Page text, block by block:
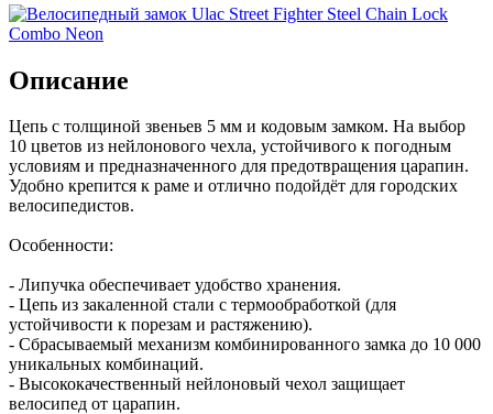
Описание
Цепь с толщиной звеньев 5 мм и кодовым замком. На выбор
10 цветов из нейлонового чехла, устойчивого к погодным
условиям и предназначенного для предотвращения царапин.
Удобно крепится к раме и отлично подойдёт для городских
велосипедистов.
Особенности:
- Липучка обеспечивает удобство хранения.
- Цепь из закаленной стали с термообработкой (для
устойчивости к порезам и растяжению).
- Сбрасываемый механизм комбинированного замка до 10 000
уникальных комбинаций.
- Высококачественный нейлоновый чехол защищает
велосипед от царапин.